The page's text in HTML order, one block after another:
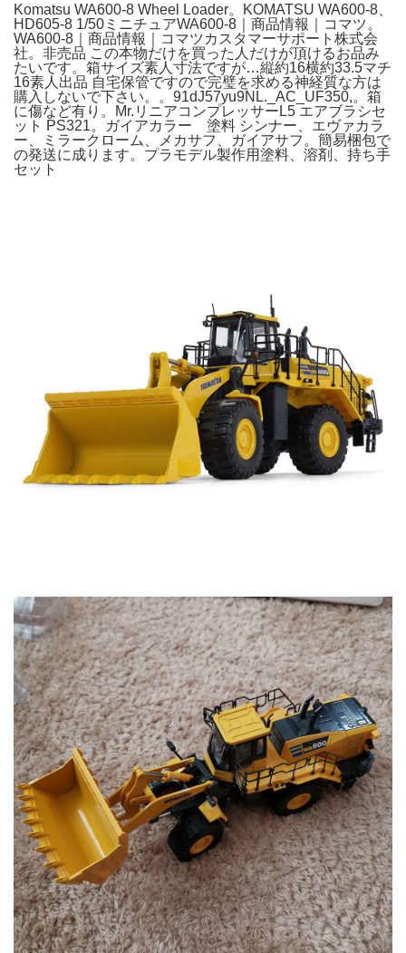
Komatsu WA600-8 Wheel Loader。KOMATSU WA600-8、
HD605-8 1/50ミニチュアWA600-8｜商品情報｜コマツ。
WA600-8｜商品情報｜コマツカスタマーサポート株式会
社。非売品 この本物だけを買った人だけが頂けるお品み
たいです。箱サイズ素人寸法ですが…縦約16横約33.5マチ
16素人出品 自宅保管ですので完璧を求める神経質な方は
購入しないで下さい。。91dJ57yu9NL._AC_UF350,。箱
に傷など有り。Mr.リニアコンプレッサーL5 エアブラシセ
ット PS321。ガイアカラー 塗料 シンナー、エヴァカラ
ー、ミラークローム、メカサフ、ガイアサフ。簡易梱包で
の発送に成ります。プラモデル製作用塗料、溶剤、持ち手
セット